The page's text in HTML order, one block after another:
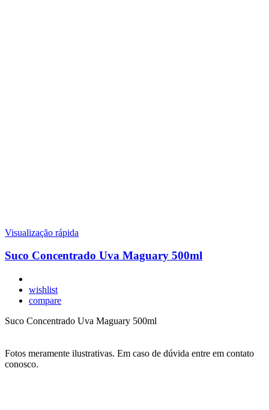
Visualização rápida
Suco Concentrado Uva Maguary 500ml
wishlist
compare
Suco Concentrado Uva Maguary 500ml
Fotos meramente ilustrativas. Em caso de dúvida entre em contato
conosco.